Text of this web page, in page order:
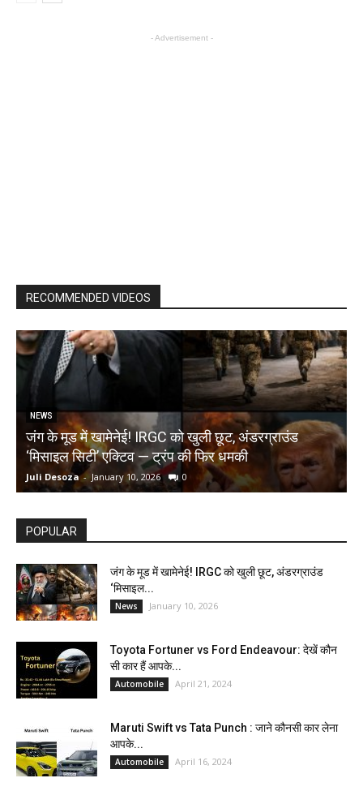
- Advertisement -
RECOMMENDED VIDEOS
NEWS
जंग के मूड में खामेनेई! IRGC को खुली छूट, अंडरग्राउंड
‘मिसाइल सिटी’ एक्टिव — ट्रंप की फिर धमकी
Juli Desoza - January 10, 2026 0
POPULAR
जंग के मूड में खामेनेई! IRGC को खुली छूट, अंडरग्राउंड
‘मिसाइल...
News January 10, 2026
Toyota Fortuner vs Ford Endeavour: देखें कौन
सी कार हैं आपके...
Automobile April 21, 2024
Maruti Swift vs Tata Punch : जाने कौनसी कार लेना
आपके...
Automobile April 16, 2024